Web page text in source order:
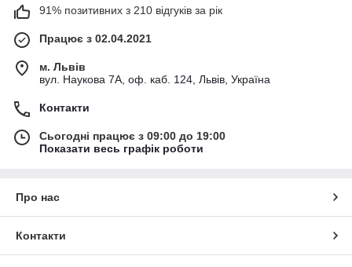
91% позитивних з 210 відгуків за рік
Працює з 02.04.2021
м. Львів
вул. Наукова 7А, оф. каб. 124, Львів, Україна
Контакти
Сьогодні працює з 09:00 до 19:00
Показати весь графік роботи
Про нас
Контакти